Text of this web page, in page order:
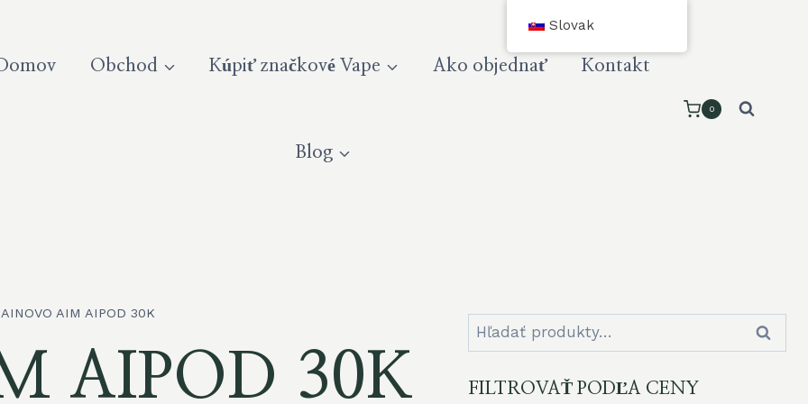
Obchod Kúpiť značkové Vape Ako objednať Kontakt
Blog
0
AINOVO AIM AIPOD 30K
AIPOD 30K
Hľadať: Hľadať
FILTROVAŤ PODĽA CENY
Slovak